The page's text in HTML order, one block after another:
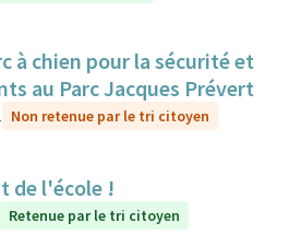
à chien pour la sécurité et
au Parc Jacques Prévert
Non retenue par le tri citoyen
de l'école !
Retenue par le tri citoyen